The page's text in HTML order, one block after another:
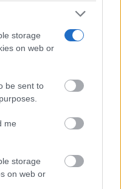
storage
on web or
be sent to
me
storage
on web or